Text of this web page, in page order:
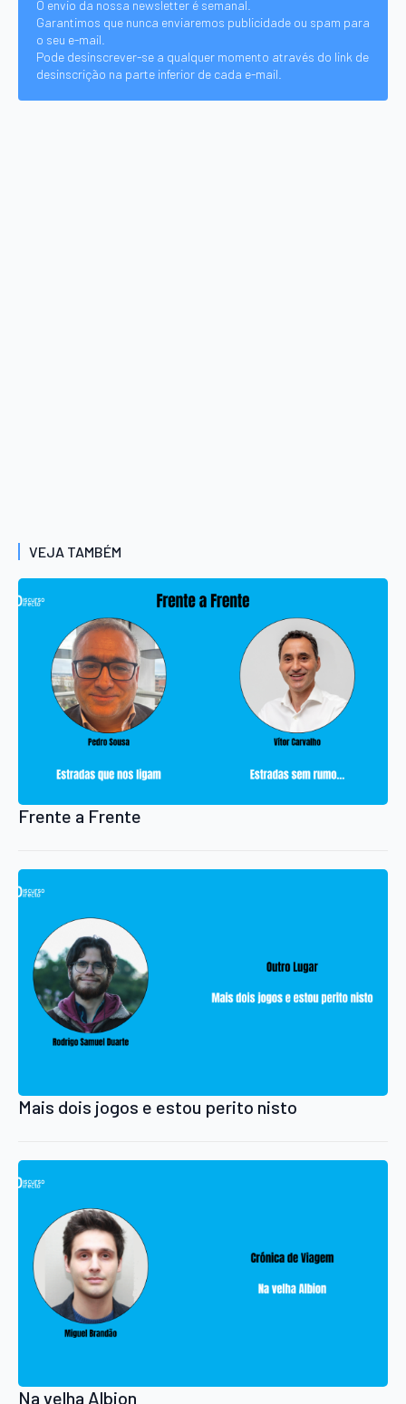
O envio da nossa newsletter é semanal.
Garantimos que nunca enviaremos publicidade ou spam para
o seu e-mail.
Pode desinscrever-se a qualquer momento através do link de
desinscrição na parte inferior de cada e-mail.
VEJA TAMBÉM
Frente a Frente
Mais dois jogos e estou perito nisto
Na velha Albion